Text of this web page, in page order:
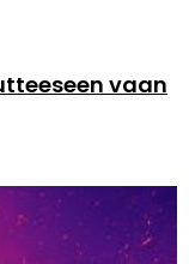
vaan